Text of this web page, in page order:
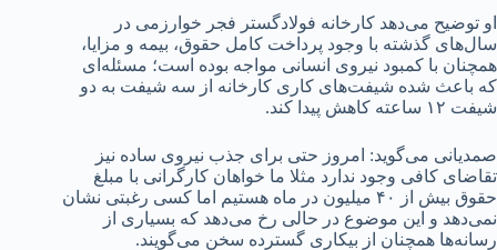
او توضیح می‌دهد کارخانه فولادگستر فجر خوارزمی در
سال‌های گذشته با وجود پرداخت کامل حقوق، بیمه و مزایا،
همچنان با کمبود نیروی انسانی مواجه بوده است؛ مسئله‌ای
که باعث شده شیفت‌های کاری کارخانه از سه شیفت به دو
شیفت ۱۲ ساعته کاهش پیدا کند.
صمدیانی می‌گوید: امروز حتی برای جذب نیروی ساده نیز
تقاضای کافی وجود ندارد مثلا ما خواهان کارگرانی با مبلغ
حقوق بیش از ۴۰ میلیون در ماه هستیم اما کسی رغبتی نشان
نمی‌دهد و این موضوع در حالی رخ می‌دهد که بسیاری از
رسانه‌ها همچنان از بیکاری گسترده سخن می‌گویند.